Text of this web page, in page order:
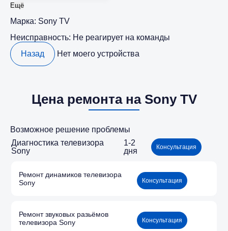
Ещё
Марка: Sony TV
Неисправность: Не реагирует на команды
Назад
Нет моего устройства
Цена ремонта на Sony TV
Возможное решение проблемы
Диагностика телевизора
Sony
1-2
дня
Консультация
Ремонт динамиков телевизора
Sony
Консультация
Ремонт звуковых разьёмов
телевизора Sony
Консультация